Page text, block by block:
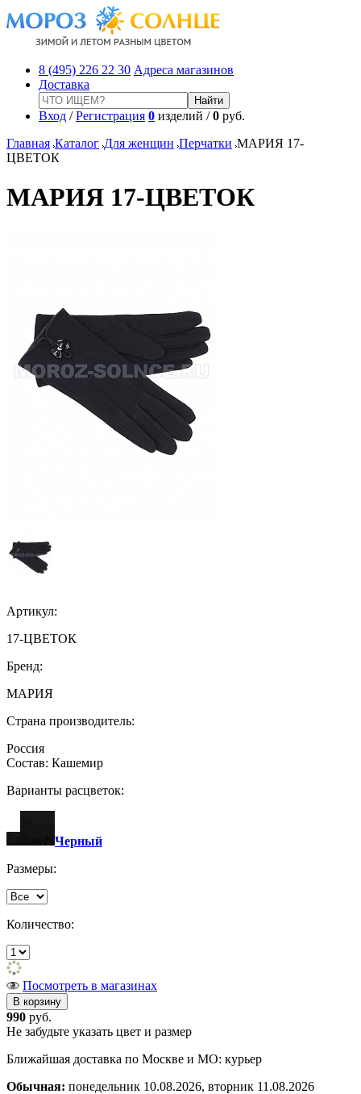
8 (495) 226 22 30 Адреса магазинов
Доставка
Вход /Регистрация 0 изделий /0 руб.
Главная Каталог Для женщин Перчатки МАРИЯ 17-
ЦВЕТОК
МАРИЯ 17-ЦВЕТОК
Артикул:
17-ЦВЕТОК
Бренд:
МАРИЯ
Страна производитель:
Россия
Состав: Кашемир
Варианты расцветок:
Черный
Размеры:
Количество:
Посмотреть в магазинах
990 руб.
Не забудьте указать цвет и размер
Ближайшая доставка по Москве и МО: курьер
Обычная: понедельник 10.08.2026, вторник 11.08.2026